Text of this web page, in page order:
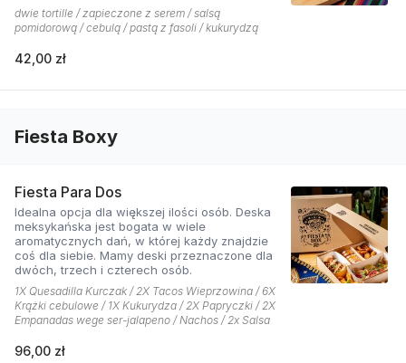
dwie tortille / zapieczone z serem / salsą
pomidorową / cebulą / pastą z fasoli / kukurydzą
42,00 zł
Fiesta Boxy
Fiesta Para Dos
Idealna opcja dla większej ilości osób. Deska
meksykańska jest bogata w wiele
aromatycznych dań, w której każdy znajdzie
coś dla siebie. Mamy deski przeznaczone dla
dwóch, trzech i czterech osób.
1X Quesadilla Kurczak / 2X Tacos Wieprzowina / 6X
Krążki cebulowe / 1X Kukurydza / 2X Papryczki / 2X
Empanadas wege ser-jalapeno / Nachos / 2x Salsa
96,00 zł